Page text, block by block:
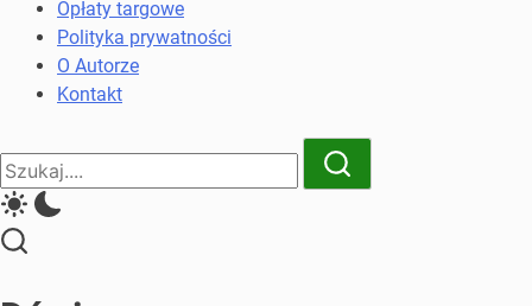
Opłaty targowe
Polityka prywatności
O Autorze
Kontakt
Close
Search
Search